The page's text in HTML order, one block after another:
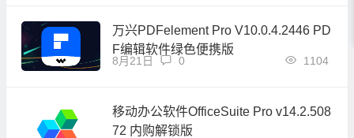
万兴PDFelement Pro V10.0.4.2446 PD
F编辑软件绿色便携版
8月21日 1104
0
移动办公软件OfficeSuite Pro v14.2.508
72 内购解锁版